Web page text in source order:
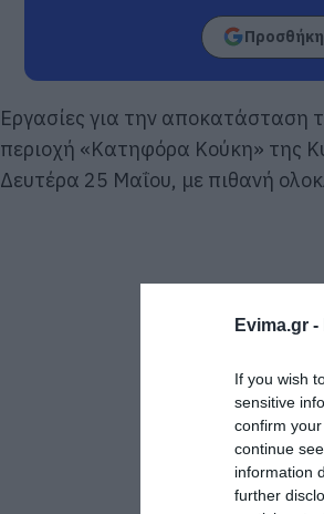
Evima.gr -
If you wish
sensitive
confirm
continue
information
further
Εργασίες για την αποκατάσταση
περιοχή «Κατηφόρα Κούκη» της
Δευτέρα 25 Μαΐου, με πιθανή